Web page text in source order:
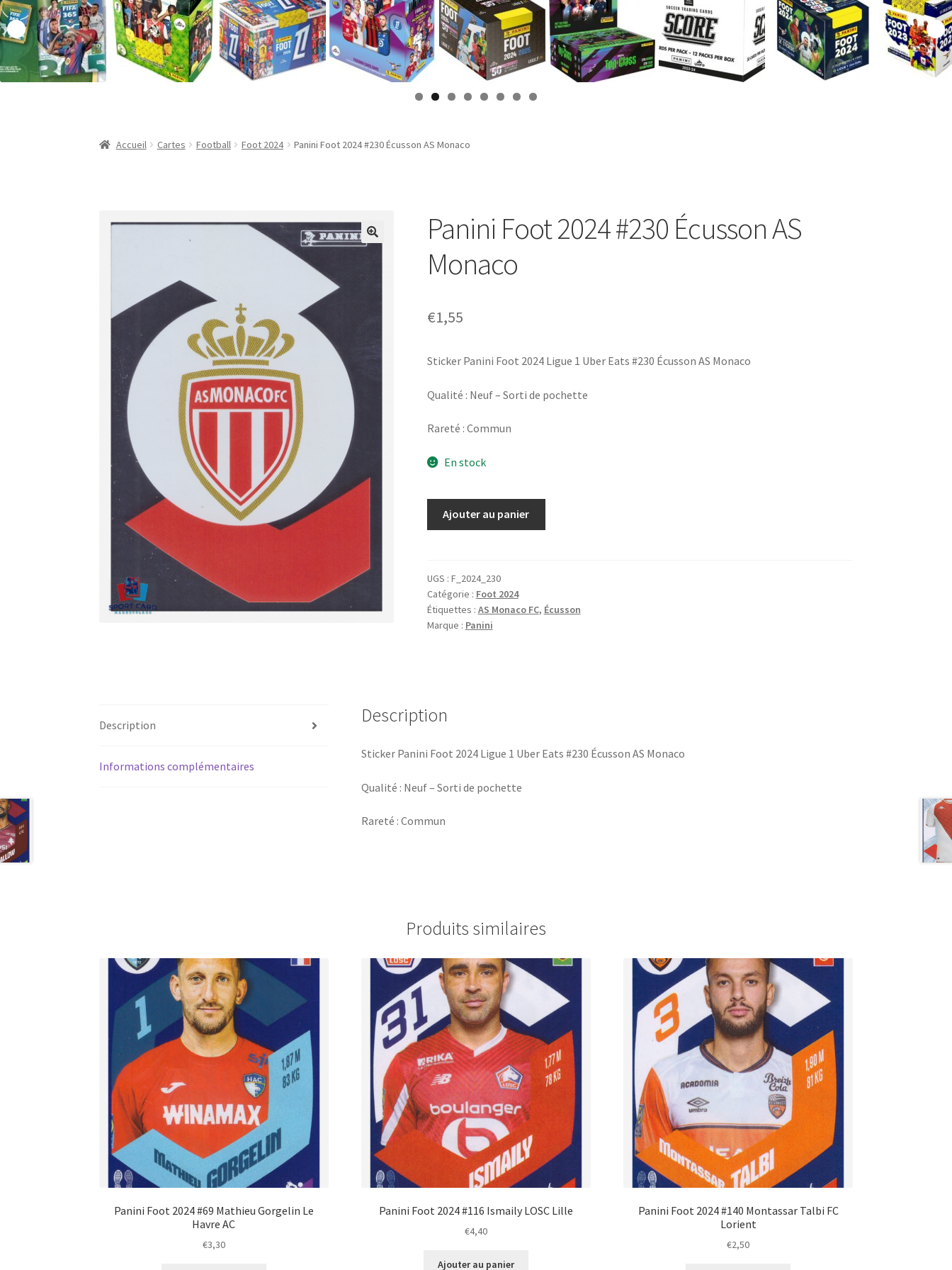
Accueil Cartes Football Foot 2024 Panini Foot 2024 #230 Écusson AS Monaco
Panini Foot 2024 #230 Écusson AS
Monaco
€1,55
Sticker Panini Foot 2024 Ligue 1 Uber Eats #230 Écusson AS Monaco
Qualité : Neuf – Sorti de pochette
Rareté : Commun
En stock
2024
#230
Écusson
AS
Ajouter au panier
UGS : F_2024_230
Catégorie : Foot 2024
Étiquettes : AS Monaco FC, Écusson
Marque : Panini
Description
Informations complémentaires
Description
Sticker Panini Foot 2024 Ligue 1 Uber Eats #230 Écusson AS Monaco
Qualité : Neuf – Sorti de pochette
Rareté : Commun
Produits similaires
Panini Foot 2024 #69 Mathieu Gorgelin Le
Havre AC
€3,30
Panini Foot 2024 #116 Ismaily LOSC Lille
€4,40
Ajouter au panier
Panini Foot 2024 #140 Montassar Talbi FC
Lorient
€2,50